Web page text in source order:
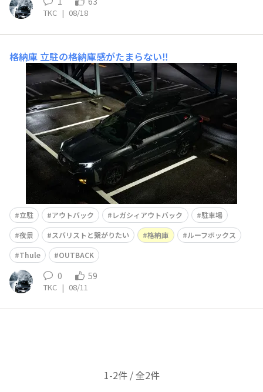
TKC | 08/18
格納庫 立駐の格納庫感がたまらない‼︎
立駐 アウトバック レガシィアウトバック
駐車場
夜景
スバリストと繋がりたい 格納庫
ルーフボックス
Thule
OUTBACK
0 59
TKC | 08/11
1-2件 / 全2件